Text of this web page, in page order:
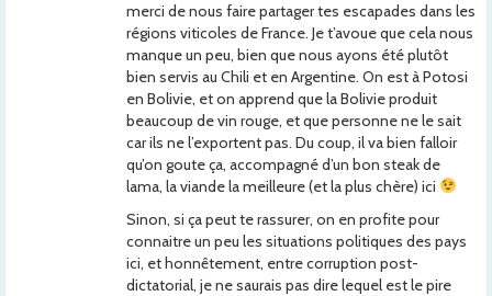
merci de nous faire partager tes escapades dans les
régions viticoles de France. Je t’avoue que cela nous
manque un peu, bien que nous ayons été plutôt
bien servis au Chili et en Argentine. On est à Potosi
en Bolivie, et on apprend que la Bolivie produit
beaucoup de vin rouge, et que personne ne le sait
car ils ne l’exportent pas. Du coup, il va bien falloir
qu’on goute ça, accompagné d’un bon steak de
lama, la viande la meilleure (et la plus chère) ici
Sinon, si ça peut te rassurer, on en profite pour
connaitre un peu les situations politiques des pays
ici, et honnêtement, entre corruption post-
dictatorial, je ne saurais pas dire lequel est le pire